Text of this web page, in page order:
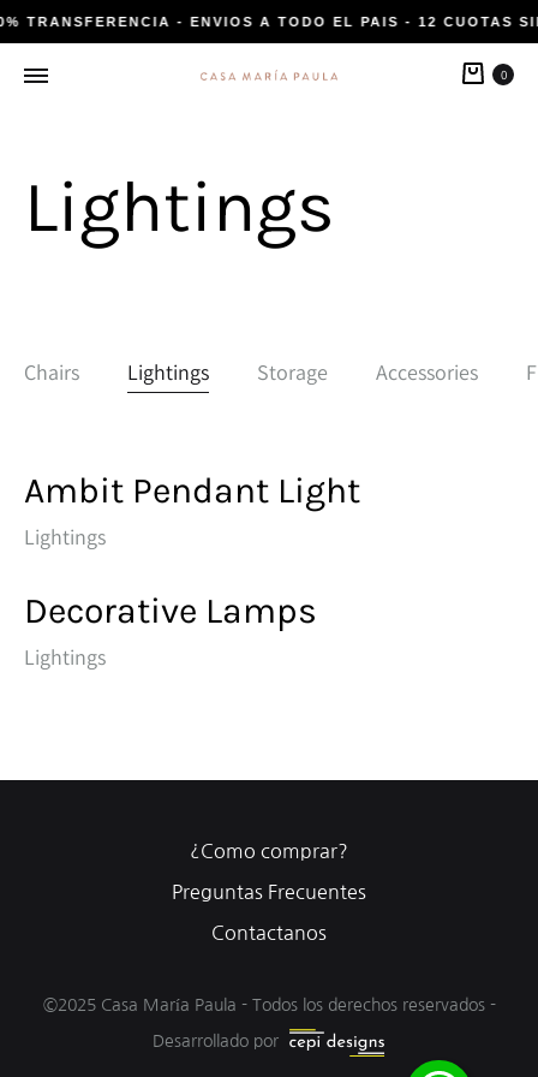
0
Lightings
Chairs Lightings Storage Accessories
Ambit Pendant Light
Lightings
Decorative Lamps
Lightings
©2025 Casa María Paula - Todos los derechos reservados -
Desarrollado por
¿Como comprar?
Preguntas Frecuentes
Contactanos
TRANSFERENCIA - ENVIOS A TODO EL PAIS - 12 CUOTAS